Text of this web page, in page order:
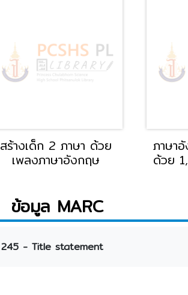
สร้างเด็ก 2 ภาษา ด้วย
เพลงภาษาอังกฤษ
ภาษา
ด้วย
ข้อมูล MARC
245 - Title statement